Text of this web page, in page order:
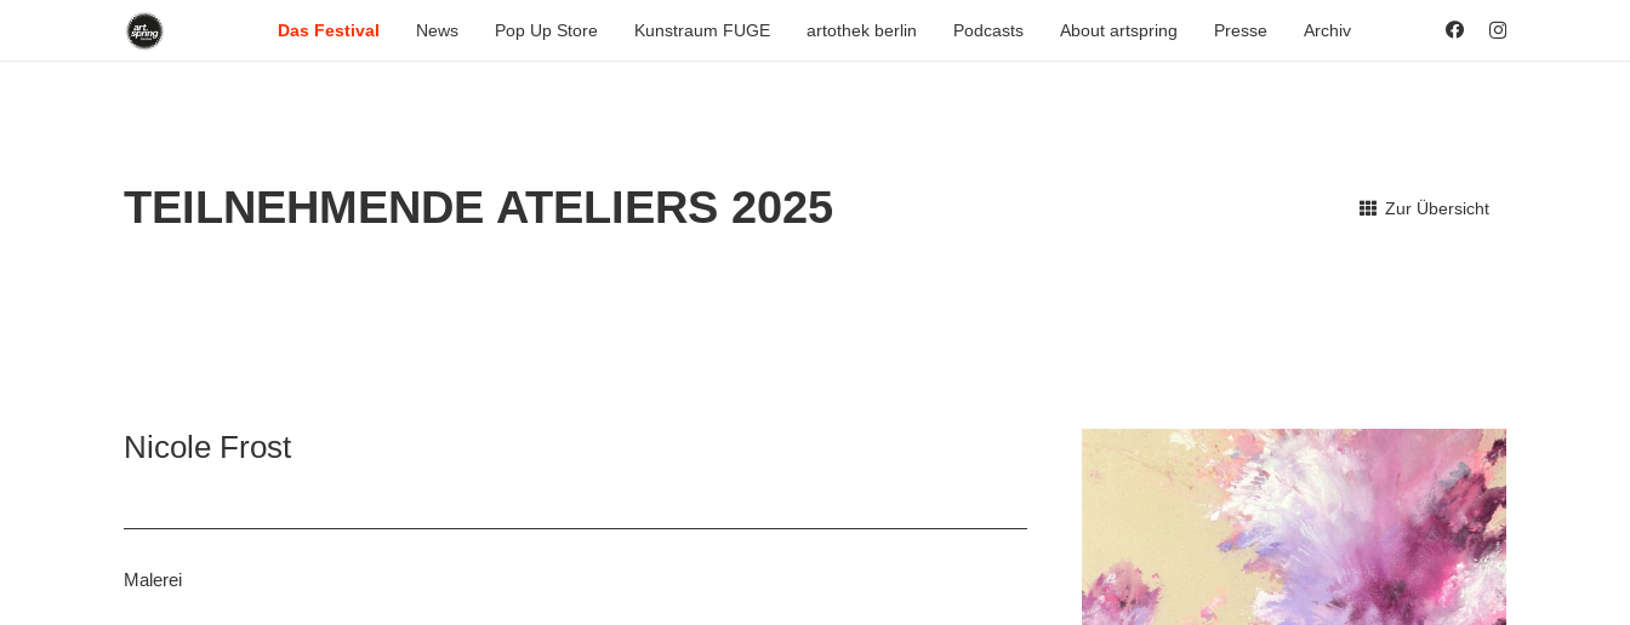
Das Festival News Pop Up Store Kunstraum FUGE artothek berlin Podcasts About artspring Presse Archiv
TEILNEHMENDE ATELIERS 2025 Zur Übersicht
Nicole Frost
Malerei